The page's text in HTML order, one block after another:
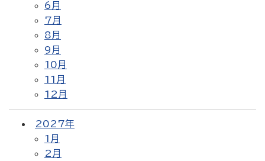
6月
7月
8月
9月
10月
11月
12月
2027年
1月
2月